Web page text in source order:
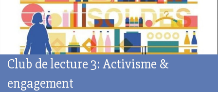
Club de lecture 3: Activisme &
engagement